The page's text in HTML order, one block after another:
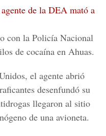
agente de la DEA mató a
con la Policía Nacional
de cocaína en Ahuas.
el agente abrió
desenfundó su
llegaron al sitio
de una avioneta.